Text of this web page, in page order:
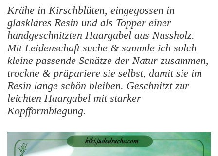
Krähe in Kirschblüten, eingegossen in
glasklares Resin und als Topper einer
handgeschnitzten Haargabel aus Nussholz.
Mit Leidenschaft suche & sammle ich solch
kleine passende Schätze der Natur zusammen,
trockne & präpariere sie selbst, damit sie im
Resin lange schön bleiben. Geschnitzt zur
leichten Haargabel mit starker
Kopfformbiegung.